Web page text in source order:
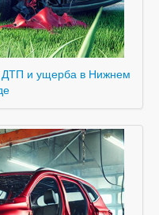
ДТП и ущерба в Нижнем